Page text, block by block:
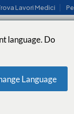
Lavori Medici
language. Do
Language